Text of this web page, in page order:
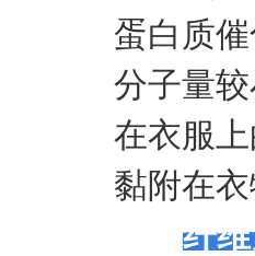
蛋白质
分子量
在衣服
黏附在
纤